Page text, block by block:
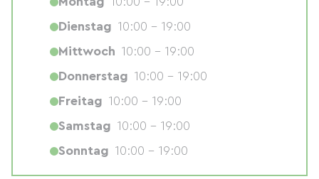
Dienstag 10:00 - 19:00
Mittwoch 10:00 - 19:00
Donnerstag 10:00 - 19:00
Freitag 10:00 - 19:00
Samstag 10:00 - 19:00
Sonntag 10:00 - 19:00